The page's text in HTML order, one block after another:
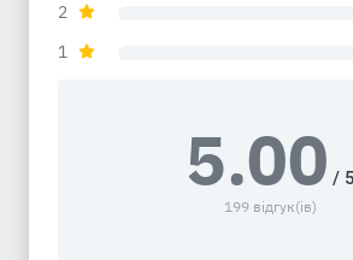
2
1
5.00 / 5
199 відгук(ів)